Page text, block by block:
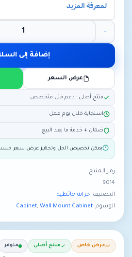
إضافة إلى
عرض السعر
منتج أصلي · دعم فني متخصص
استجابة خلال يوم عمل
ضمان + خدمة ما بعد البيع
يمكن تخصيص الحل وتجهيز عرض سعر حسب
رمز المنتج:
9014
التصنيف: خزانة حائطية
الوسوم:
Cabinet, Wall Mount Cabinet
عرض خاص منتج أصلي متوفر